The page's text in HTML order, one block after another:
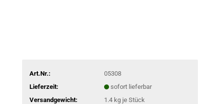
Art.Nr.:
05308
Lieferzeit:
sofort lieferbar
Versandgewicht:
1.4kg je Stück